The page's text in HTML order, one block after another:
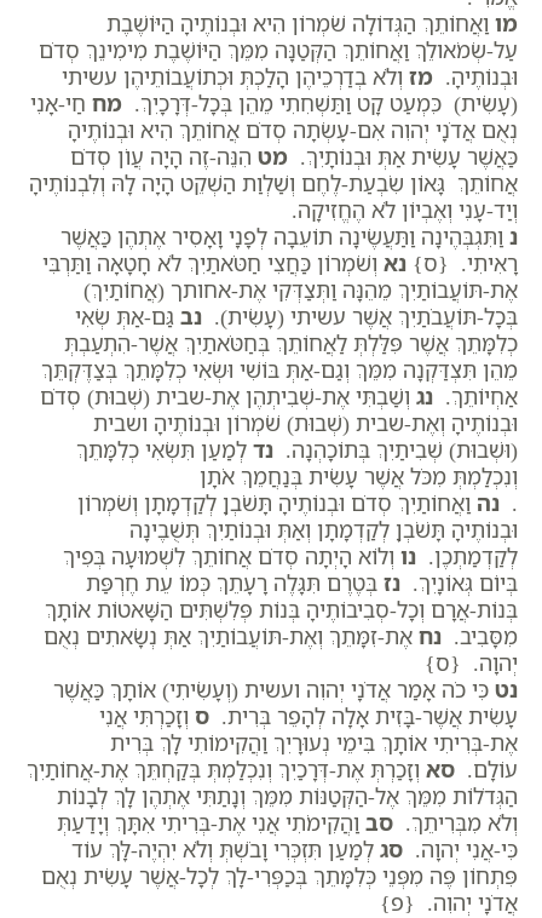
מו וַאֲחוֹתֵךְ הַגְּדוֹלָה שֹׁמְרוֹן הִיא וּבְנוֹתֶיהָ הַיּוֹשֶׁבֶת
עַל-שְׂמֹאולֵךְ וַאֲחוֹתֵךְ הַקְּטַנָּה מִמֵּךְ הַיּוֹשֶׁבֶת מִימִינֵךְ סְדֹם
וּבְנוֹתֶיהָ. מז וְלֹא בְדַרְכֵיהֶן הָלַכְתְּ וּכְתוֹעֲבוֹתֵיהֶן עשיתי
(עָשִׂית) כִּמְעַט קָט וַתַּשְׁחִתִי מֵהֵן בְּכָל-דְּרָכָיִךְ. מח חַי-אָנִי
נְאֻם אֲדֹנָי יְהוִה אִם-עָשְׂתָה סְדֹם אֲחוֹתֵךְ הִיא וּבְנוֹתֶיהָ
כַּאֲשֶׁר עָשִׂית אַתְּ וּבְנוֹתָיִךְ. מט הִנֵּה-זֶה הָיָה עֲו‍ֹן סְדֹם
אֲחוֹתֵךְ גָּאוֹן שִׂבְעַת-לֶחֶם וְשַׁלְוַת הַשְׁקֵט הָיָה לָהּ וְלִבְנוֹתֶיהָ
וְיַד-עָנִי וְאֶבְיוֹן לֹא הֶחֱזִיקָה.
נ וַתִּגְבְּהֶינָה וַתַּעֲשֶׂינָה תוֹעֵבָה לְפָנָי וָאָסִיר אֶתְהֶן כַּאֲשֶׁר
רָאִיתִי. {ס} נא וְשֹׁמְרוֹן כַּחֲצִי חַטֹּאתַיִךְ לֹא חָטָאָה וַתַּרְבִּי
אֶת-תּוֹעֲבוֹתַיִךְ מֵהֵנָּה וַתְּצַדְּקִי אֶת-אחותך (אֲחוֹתַיִךְ)
בְּכָל-תּוֹעֲבֹתַיִךְ אֲשֶׁר עשיתי (עָשִׂית). נב גַּם-אַתְּ שְׂאִי
כְלִמָּתֵךְ אֲשֶׁר פִּלַּלְתְּ לַאֲחוֹתֵךְ בְּחַטֹּאתַיִךְ אֲשֶׁר-הִתְעַבְתְּ
מֵהֵן תִּצְדַּקְנָה מִמֵּךְ וְגַם-אַתְּ בּוֹשִׁי וּשְׂאִי כְלִמָּתֵךְ בְּצַדֶּקְתֵּךְ
אַחְיוֹתֵךְ. נג וְשַׁבְתִּי אֶת-שְׁבִיתְהֶן אֶת-שבית (שְׁבוּת) סְדֹם
וּבְנוֹתֶיהָ וְאֶת-שבית (שְׁבוּת) שֹׁמְרוֹן וּבְנוֹתֶיהָ ושבית
(וּשְׁבוּת) שְׁבִיתַיִךְ בְּתוֹכָהְנָה. נד לְמַעַן תִּשְׂאִי כְלִמָּתֵךְ
וְנִכְלַמְתְּ מִכֹּל אֲשֶׁר עָשִׂית בְּנַחֲמֵךְ אֹתָן
. נה וַאֲחוֹתַיִךְ סְדֹם וּבְנוֹתֶיהָ תָּשֹׁבְןָ לְקַדְמָתָן וְשֹׁמְרוֹן
וּבְנוֹתֶיהָ תָּשֹׁבְןָ לְקַדְמָתָן וְאַתְּ וּבְנוֹתַיִךְ תְּשֻׁבֶינָה
לְקַדְמַתְכֶן. נו וְלוֹא הָיְתָה סְדֹם אֲחוֹתֵךְ לִשְׁמוּעָה בְּפִיךְ
בְּיוֹם גְּאוֹנָיִךְ. נז בְּטֶרֶם תִּגָּלֶה רָעָתֵךְ כְּמוֹ עֵת חֶרְפַּת
בְּנוֹת-אֲרָם וְכָל-סְבִיבוֹתֶיהָ בְּנוֹת פְּלִשְׁתִּים הַשָּׁאטוֹת אוֹתָךְ
מִסָּבִיב. נח אֶת-זִמָּתֵךְ וְאֶת-תּוֹעֲבוֹתַיִךְ אַתְּ נְשָׂאתִים נְאֻם
יְהוָה. {ס}
נט כִּי כֹה אָמַר אֲדֹנָי יְהוִה ועשית (וְעָשִׂיתִי) אוֹתָךְ כַּאֲשֶׁר
עָשִׂית אֲשֶׁר-בָּזִית אָלָה לְהָפֵר בְּרִית. ס וְזָכַרְתִּי אֲנִי
אֶת-בְּרִיתִי אוֹתָךְ בִּימֵי נְעוּרָיִךְ וַהֲקִימוֹתִי לָךְ בְּרִית
עוֹלָם. סא וְזָכַרְתְּ אֶת-דְּרָכַיִךְ וְנִכְלַמְתְּ בְּקַחְתֵּךְ אֶת-אֲחוֹתַיִךְ
הַגְּדֹלוֹת מִמֵּךְ אֶל-הַקְּטַנּוֹת מִמֵּךְ וְנָתַתִּי אֶתְהֶן לָךְ לְבָנוֹת
וְלֹא מִבְּרִיתֵךְ. סב וַהֲקִימֹתִי אֲנִי אֶת-בְּרִיתִי אִתָּךְ וְיָדַעַתְּ
כִּי-אֲנִי יְהוָה. סג לְמַעַן תִּזְכְּרִי וָבֹשְׁתְּ וְלֹא יִהְיֶה-לָּךְ עוֹד
פִּתְחוֹן פֶּה מִפְּנֵי כְּלִמָּתֵךְ בְּכַפְּרִי-לָךְ לְכָל-אֲשֶׁר עָשִׂית נְאֻם
אֲדֹנָי יְהוִה. {פ}